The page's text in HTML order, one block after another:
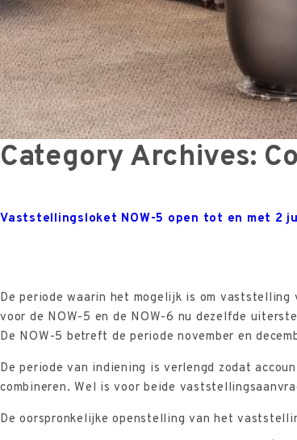
Category Archives:
Vaststellingsloket NOW-5 open tot en met 2
De periode waarin het mogelijk is om
voor de NOW-5 en de NOW-6 nu dezelfde
De NOW-5 betreft de periode november en
De periode van indiening is verlengd zodat
combineren. Wel is voor beide
De oorspronkelijke openstelling van het